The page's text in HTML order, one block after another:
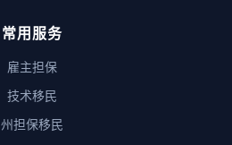
常用服务
雇主担保
技术移民
州担保移民